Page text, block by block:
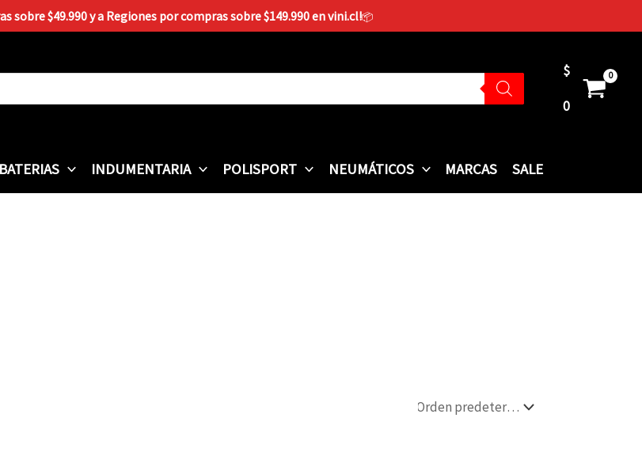
sobre $49.990 y a Regiones por compras sobre $149.990 en vini.cl!📦
$
0
BATERIAS INDUMENTARIA POLISPORT NEUMÁTICOS MARCAS SALE